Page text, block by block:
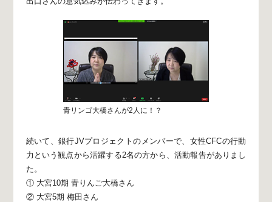
青リンゴ大橋さんが2人に！？
続いて、銀行JVプロジェクトのメンバーで、 女性CFCの行動
力という観点から活躍する2名の方から、活動報告がありまし
た。
① 大宮10期 青りんご大橋さん
② 大宮5期 梅田さん